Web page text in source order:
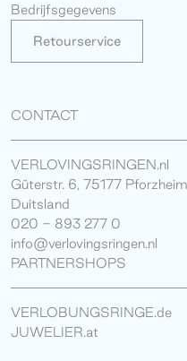
Bedrijfsgegevens
Retourservice
CONTACT
VERLOVINGSRINGEN.nl
Güterstr. 6, 75177 Pforzheim
Duitsland
020 - 893 277 0
info@verlovingsringen.nl
PARTNERSHOPS
VERLOBUNGSRINGE.de
JUWELIER.at